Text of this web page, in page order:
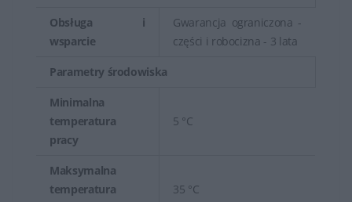
Obsługa i
wsparcie
Gwarancja ograniczona -
części i robocizna - 3 lata
Parametry środowiska
Minimalna
temperatura
pracy
5 °C
Maksymalna
temperatura
35 °C